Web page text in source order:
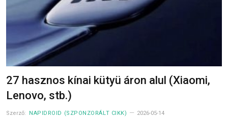
27 hasznos kínai kütyü áron alul (Xiaomi,
Lenovo, stb.)
Szerző: NAPIDROID (SZPONZORÁLT CIKK) 2026-05-14